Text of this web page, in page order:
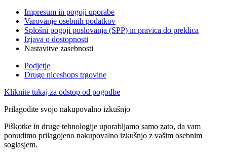
Impresum in pogoji uporabe
Varovanje osebnih podatkov
Splošni pogoji poslovanja (SPP) in pravica do preklica
Izjava o dostopnosti
Nastavitve zasebnosti
Podjetje
Druge niceshops trgovine
Kliknite tukaj za odstop od pogodbe
Prilagodite svojo nakupovalno izkušnjo
Piškotke in druge tehnologije uporabljamo samo zato, da vam
ponudimo prilagojeno nakupovalno izkušnjo z vašim osebnim
soglasjem.